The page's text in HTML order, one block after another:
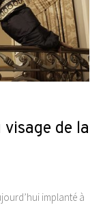
de la
implanté à